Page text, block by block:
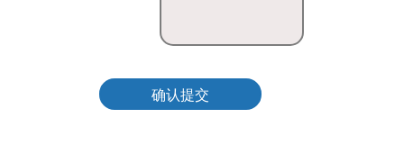
确认提交